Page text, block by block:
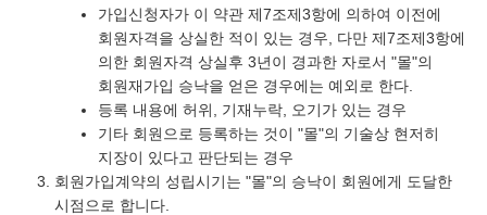
가입신청자가 이 약관 제7조제3항에 의하여 이전에
회원자격을 상실한 적이 있는 경우, 다만 제7조제3항에
의한 회원자격 상실후 3년이 경과한 자로서 "몰"의
회원재가입 승낙을 얻은 경우에는 예외로 한다.
등록 내용에 허위, 기재누락, 오기가 있는 경우
기타 회원으로 등록하는 것이 "몰"의 기술상 현저히
지장이 있다고 판단되는 경우
회원가입계약의 성립시기는 "몰"의 승낙이 회원에게 도달한
시점으로 합니다.